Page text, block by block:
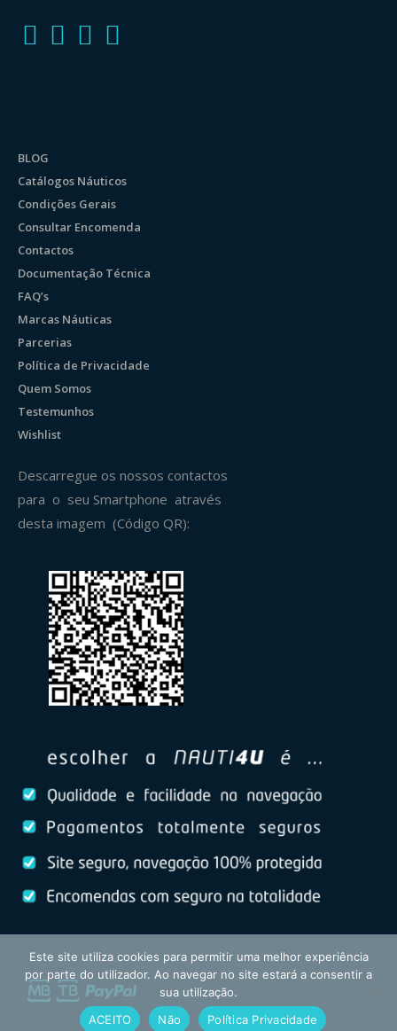
BLOG
Catálogos Náuticos
Condições Gerais
Consultar Encomenda
Contactos
Documentação Técnica
FAQ’s
Marcas Náuticas
Parcerias
Política de Privacidade
Quem Somos
Testemunhos
Wishlist
Descarregue os nossos contactos
para o seu Smartphone através
desta imagem (Código QR):
Este site utiliza cookies para permitir uma melhor experiência
por parte do utilizador. Ao navegar no site estará a consentir a
sua utilização.
ACEITO
Não Política Privacidade